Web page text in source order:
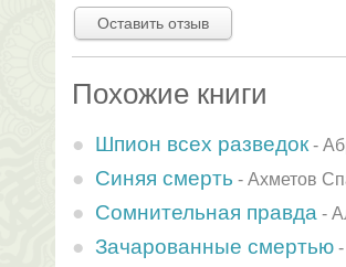
Оставить отзыв
Похожие книги
Шпион всех разведок -
Синяя смерть - Ахметов
Сомнительная правда -
Зачарованные смертью -